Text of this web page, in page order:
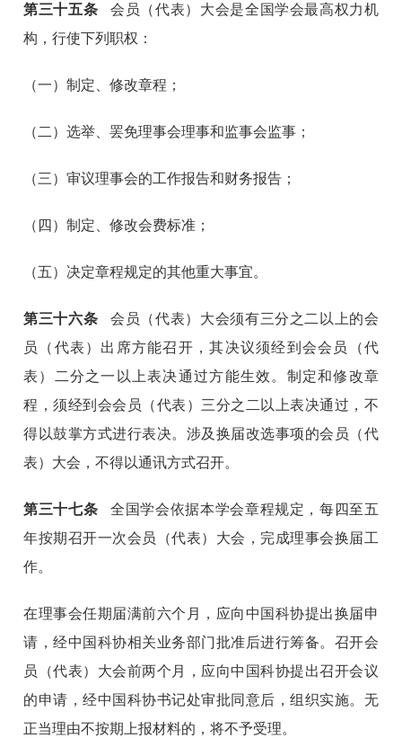
第三十五条 会员（代表）大会是全国学会最高权力机
构，行使下列职权：
（一）制定、修改章程；
（二）选举、罢免理事会理事和监事会监事；
（三）审议理事会的工作报告和财务报告；
（四）制定、修改会费标准；
（五）决定章程规定的其他重大事宜。
第三十六条 会员（代表）大会须有三分之二以上的会
员（代表）出席方能召开，其决议须经到会会员（代
表）二分之一以上表决通过方能生效。制定和修改章
程，须经到会会员（代表）三分之二以上表决通过，不
得以鼓掌方式进行表决。涉及换届改选事项的会员（代
表）大会，不得以通讯方式召开。
第三十七条 全国学会依据本学会章程规定，每四至五
年按期召开一次会员（代表）大会，完成理事会换届工
作。
在理事会任期届满前六个月，应向中国科协提出换届申
请，经中国科协相关业务部门批准后进行筹备。召开会
员（代表）大会前两个月，应向中国科协提出召开会议
的申请，经中国科协书记处审批同意后，组织实施。无
正当理由不按期上报材料的，将不予受理。